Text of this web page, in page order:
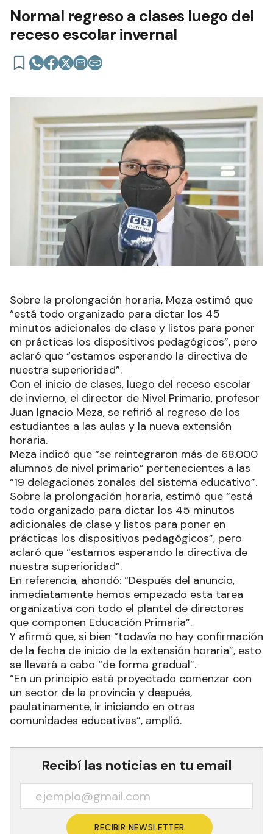
Normal regreso a clases luego del
receso escolar invernal
Sobre la prolongación horaria, Meza estimó que
“está todo organizado para dictar los 45
minutos adicionales de clase y listos para poner
en prácticas los dispositivos pedagógicos”, pero
aclaró que “estamos esperando la directiva de
nuestra superioridad”.
Con el inicio de clases, luego del receso escolar
de invierno, el director de Nivel Primario, profesor
Juan Ignacio Meza, se refirió al regreso de los
estudiantes a las aulas y la nueva extensión
horaria.
Meza indicó que “se reintegraron más de 68.000
alumnos de nivel primario” pertenecientes a las
“19 delegaciones zonales del sistema educativo”.
Sobre la prolongación horaria, estimó que “está
todo organizado para dictar los 45 minutos
adicionales de clase y listos para poner en
prácticas los dispositivos pedagógicos”, pero
aclaró que “estamos esperando la directiva de
nuestra superioridad”.
En referencia, ahondó: “Después del anuncio,
inmediatamente hemos empezado esta tarea
organizativa con todo el plantel de directores
que componen Educación Primaria”.
Y afirmó que, si bien “todavía no hay confirmación
de la fecha de inicio de la extensión horaria”, esto
se llevará a cabo “de forma gradual”.
“En un principio está proyectado comenzar con
un sector de la provincia y después,
paulatinamente, ir iniciando en otras
comunidades educativas”, amplió.
Recibí las noticias en tu email
RECIBIR NEWSLETTER